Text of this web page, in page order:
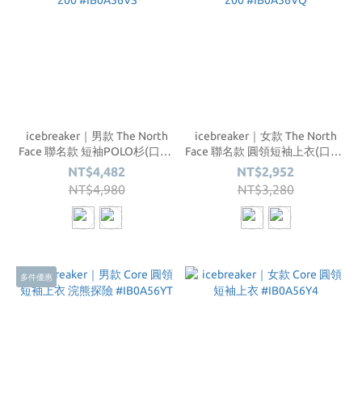
icebreaker｜男款 The North
Face 聯名款 短袖POLO杉(口袋)
200 #IB0A56VS
NT$4,482
NT$4,980
icebreaker｜女款 The North
Face 聯名款 圓領短袖上衣(口袋)
200 #IB0A56VQ
NT$2,952
NT$3,280
多件優惠